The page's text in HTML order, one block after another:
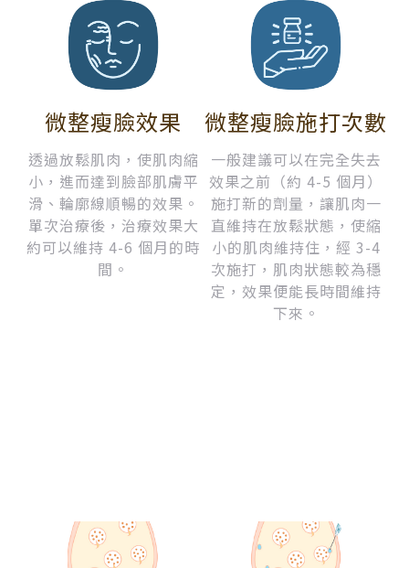
微整瘦臉效果
透過放鬆肌肉，使肌肉縮
小，進而達到臉部肌膚平
滑、輪廓線順暢的效果。
單次治療後，治療效果大
約可以維持 4-6 個月的時
間。
微整瘦臉施打次數
一般建議可以在完全失去
效果之前（約 4-5 個月）
施打新的劑量，讓肌肉一
直維持在放鬆狀態，使縮
小的肌肉維持住，經 3-4
次施打，肌肉狀態較為穩
定，效果便能長時間維持
下來。